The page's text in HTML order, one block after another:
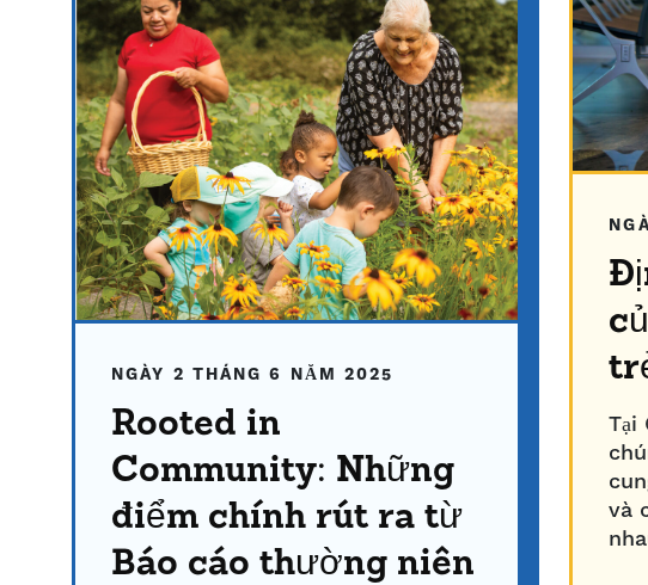
NGÀY 2 THÁNG 6 NĂM 2025
Rooted in
Community: Những
điểm chính rút ra từ
Báo cáo thường niên
Tại
và